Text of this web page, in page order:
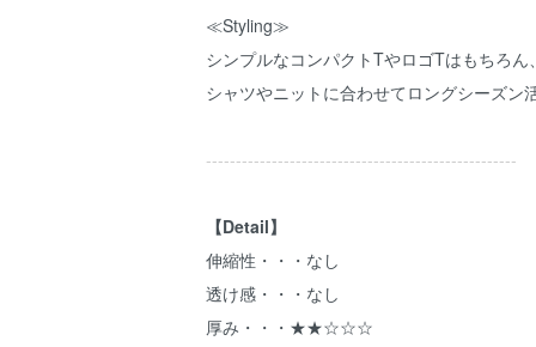
≪Styling≫
シンプルなコンパクトTやロゴTはもちろん、
シャツやニットに合わせてロングシーズン
----------------------------------------------------
【Detail】
伸縮性・・・なし
透け感・・・なし
厚み・・・★★☆☆☆